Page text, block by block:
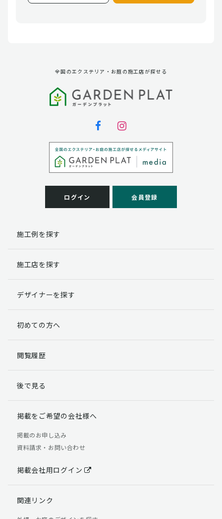
全国のエクステリア・お庭の施工店が探せる
ログイン 会員登録
施工例を探す
施工店を探す
デザイナーを探す
初めての方へ
閲覧履歴
後で見る
掲載をご希望の会社様へ
掲載のお申し込み
資料請求・お問い合わせ
掲載会社用ログイン
関連リンク